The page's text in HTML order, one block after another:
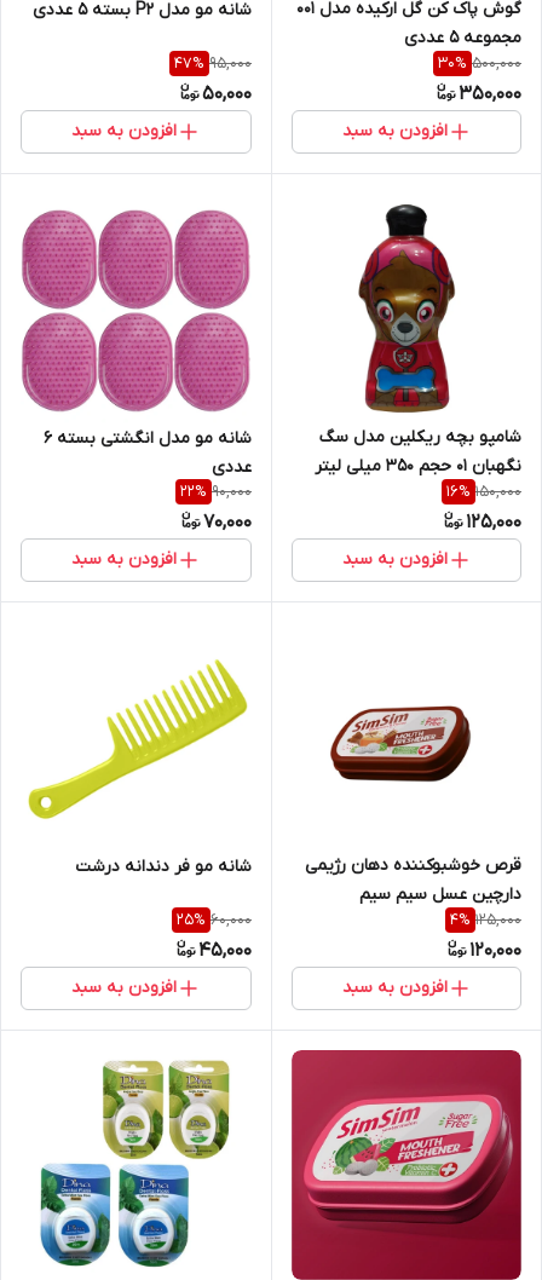
گوش پاک کن گل ارکیده مدل 001
مجموعه 5 عددی
500,000
30%
350,000
افزودن به سبد
شانه مو مدل P2 بسته 5 عددی
95,000
47%
50,000
افزودن به سبد
شامپو بچه ریکلین مدل سگ
نگهبان 01 حجم 350 میلی لیتر
150,000
16%
125,000
افزودن به سبد
شانه مو مدل انگشتی بسته 6
عددی
90,000
22%
70,000
افزودن به سبد
قرص خوشبوکننده دهان رژیمی
دارچین عسل سیم سیم
125,000
4%
120,000
افزودن به سبد
شانه مو فر دندانه درشت
60,000
25%
45,000
افزودن به سبد